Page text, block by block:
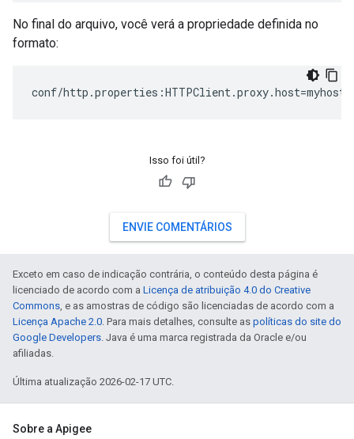
No final do arquivo, você verá a propriedade definida no
formato:
conf/
Isso foi útil?
ENVIE COMENTÁRIOS
Exceto em caso de indicação contrária, o conteúdo desta página é
licenciado de acordo com a Licença de atribuição 4.0 do Creative
Commons, e as amostras de código são licenciadas de acordo com a
Licença Apache 2.0. Para mais detalhes, consulte as políticas do site do
Google Developers. Java é uma marca registrada da Oracle e/ou
afiliadas.
Última atualização 2026-02-17 UTC.
Sobre a Apigee